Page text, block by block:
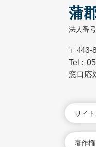
蒲
法人番
〒443-
Tel：
窓口応
サイ
著作